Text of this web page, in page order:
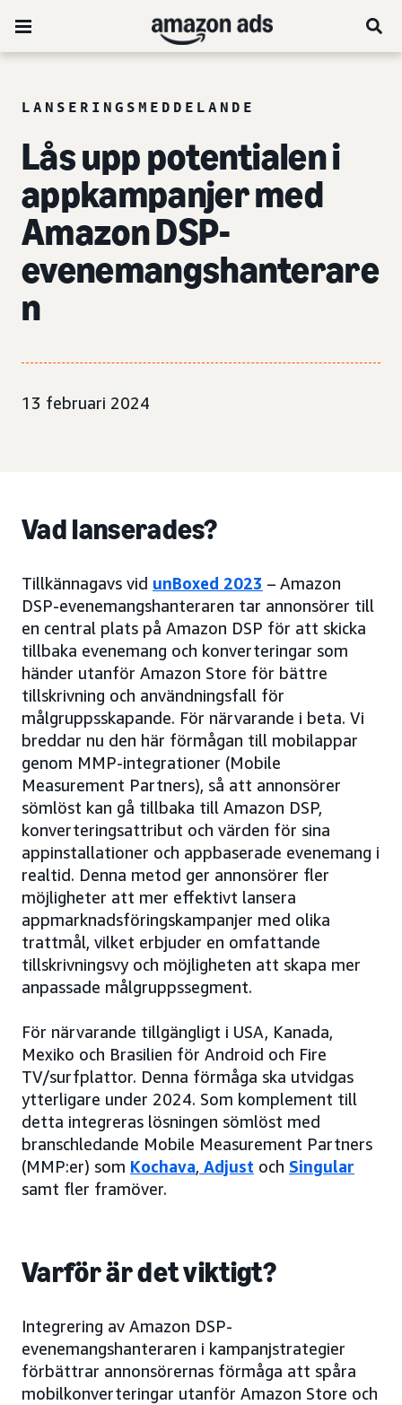
LANSERINGSMEDDELANDE
Lås upp potentialen i
appkampanjer med
Amazon DSP-
evenemangshanterare
n
13 februari 2024
Vad lanserades?
Tillkännagavs vid unBoxed 2023 – Amazon
DSP-evenemangshanteraren tar annonsörer till
en central plats på Amazon DSP för att skicka
tillbaka evenemang och konverteringar som
händer utanför Amazon Store för bättre
tillskrivning och användningsfall för
målgruppsskapande. För närvarande i beta. Vi
breddar nu den här förmågan till mobilappar
genom MMP-integrationer (Mobile
Measurement Partners), så att annonsörer
sömlöst kan gå tillbaka till Amazon DSP,
konverteringsattribut och värden för sina
appinstallationer och appbaserade evenemang i
realtid. Denna metod ger annonsörer fler
möjligheter att mer effektivt lansera
appmarknadsföringskampanjer med olika
trattmål, vilket erbjuder en omfattande
tillskrivningsvy och möjligheten att skapa mer
anpassade målgruppssegment.
För närvarande tillgängligt i USA, Kanada,
Mexiko och Brasilien för Android och Fire
TV/surfplattor. Denna förmåga ska utvidgas
ytterligare under 2024. Som komplement till
detta integreras lösningen sömlöst med
branschledande Mobile Measurement Partners
(MMP:er) som Kochava, Adjust och Singular
samt fler framöver.
Varför är det viktigt?
Integrering av Amazon DSP-
evenemangshanteraren i kampanjstrategier
förbättrar annonsörernas förmåga att spåra
mobilkonverteringar utanför Amazon Store och